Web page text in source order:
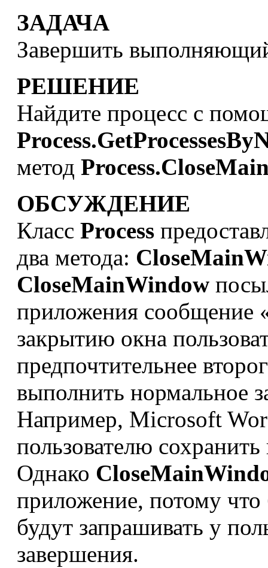
ЗАДАЧА
Завершить
РЕШЕНИЕ
Найдите процесс с
метод
ОБСУЖДЕНИЕ
Класс Process
два метода:
CloseMainWindow
приложения сообщение
закрытию окна
предпочтительнее
выполнить нормальное
Например, Microsoft
пользователю
Однако
приложение, потому
будут запрашивать у
завершения.